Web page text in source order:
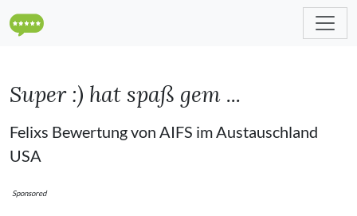
Super :) hat spaß gem ...
Felixs Bewertung von AIFS im Austauschland
USA
Sponsored